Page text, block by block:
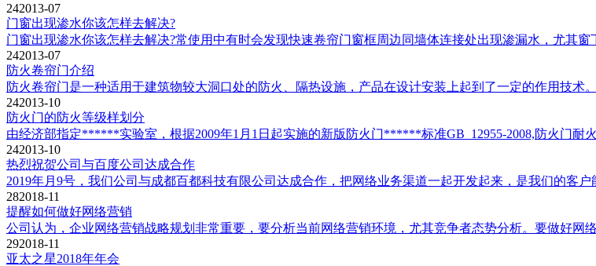
242013-07
门窗出现渗水你该怎样去解决?
门窗出现渗水你该怎样去解决?常使用中有时会发现快速卷帘门窗框周边同墙体连接处出现渗漏水，尤其
242013-07
防火卷帘门介绍
防火卷帘门是一种适用于建筑物较大洞口处的防火、隔热设施，产品在设计安装上起到了一定的作用技术
242013-10
防火门的防火等级样划分
由经济部指定******实验室，根据2009年1月1日起实施的新版防火门******标准GB_12955-2008,防火门耐
242013-10
热烈祝贺公司与百度公司达成合作
2019年月9号，我们公司与成都百都科技有限公司达成合作，把网络业务渠道一起开发起来，是我们的客
282018-11
提醒如何做好网络营销
公司认为，企业网络营销战略规划非常重要，要分析当前网络营销环境，尤其竞争者态势分析。要做好网
292018-11
亚太之星2018年年会